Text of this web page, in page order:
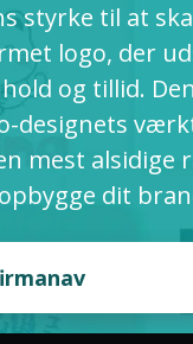
LOG IND
styrke til at
logo, der
og tillid.
designets
mest alsidige
dit